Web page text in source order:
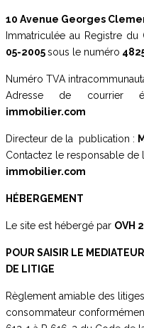
10 Avenue Georges
Immatriculée au Registre
05-2005sous le numéro
Numéro TVA
Adresse de courrier
immobilier.com
Directeur de la publication :
Contactez le responsable de
immobilier.com
HÉBERGEMENT
Le site est hébergé par OVH
POUR SAISIR LE
DE LITIGE
Règlement amiable des
consommateur